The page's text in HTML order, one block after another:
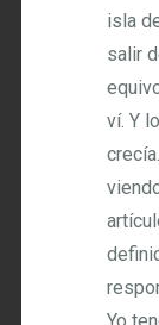
isla
salir
ví. Y